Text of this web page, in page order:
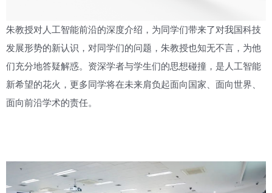
朱教授对人工智能前沿的深度介绍，为同学们带来了对我国科技
发展形势的新认识，对同学们的问题，朱教授也知无不言，为他
们充分地答疑解惑。资深学者与学生们的思想碰撞，是人工智能
新希望的花火，更多同学将在未来肩负起面向国家、面向世界、
面向前沿学术的责任。